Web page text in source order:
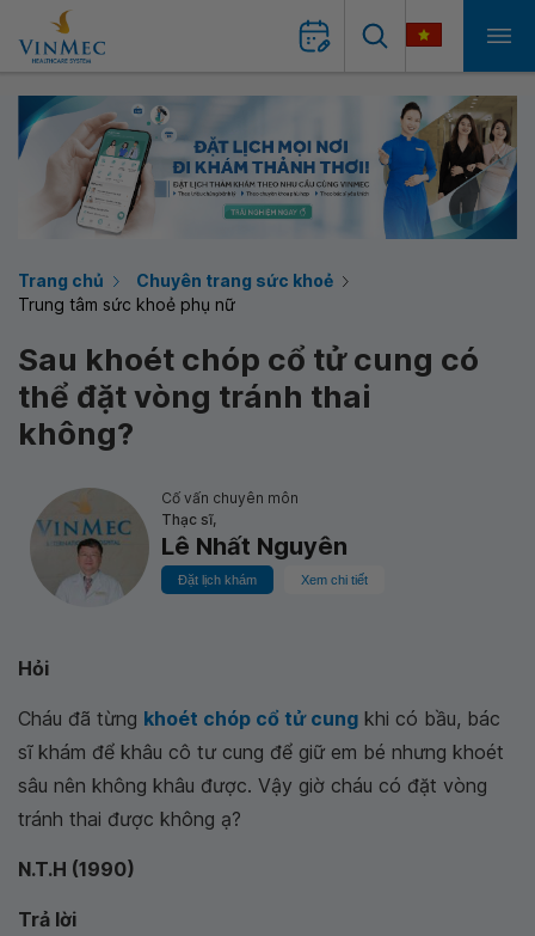
Trang chủ
Chuyên trang sức khoẻ
Trung tâm sức khoẻ phụ nữ
Sau khoét chóp cổ tử cung có
thể đặt vòng tránh thai
không?
Cố vấn chuyên môn
Thạc sĩ,
Lê Nhất Nguyên
Đặt lịch khám Xem chi tiết
Hỏi
Cháu đã từng khoét chóp cổ tử cung khi có bầu, bác
sĩ khám để khâu cô tư cung để giữ em bé nhưng khoét
sâu nên không khâu được. Vậy giờ cháu có đặt vòng
tránh thai được không ạ?
N.T.H (1990)
Trả lời